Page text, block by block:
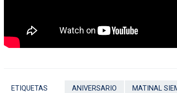
ETIQUETAS ANIVERSARIO MATINAL